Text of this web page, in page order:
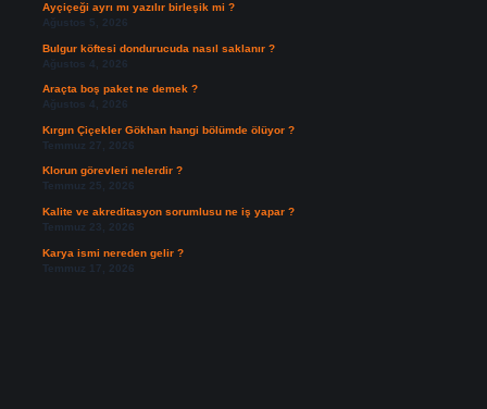
Ayçiçeği ayrı mı yazılır birleşik mi ?
Ağustos 5, 2026
Bulgur köftesi dondurucuda nasıl saklanır ?
Ağustos 4, 2026
Araçta boş paket ne demek ?
Ağustos 4, 2026
Kırgın Çiçekler Gökhan hangi bölümde ölüyor ?
Temmuz 27, 2026
Klorun görevleri nelerdir ?
Temmuz 25, 2026
Kalite ve akreditasyon sorumlusu ne iş yapar ?
Temmuz 23, 2026
Karya ismi nereden gelir ?
Temmuz 17, 2026